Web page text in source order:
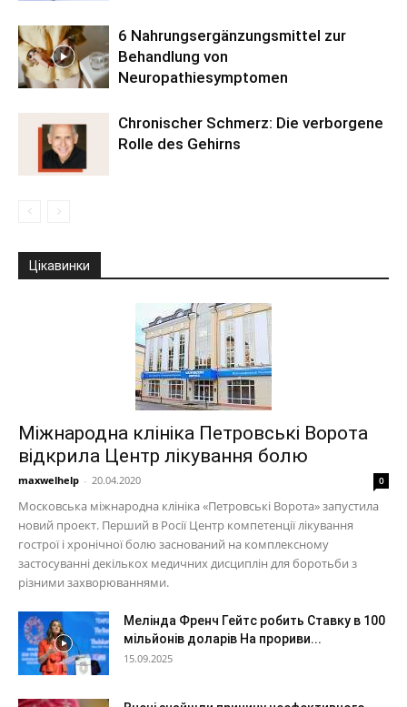
6 Nahrungsergänzungsmittel zur
Behandlung von
Neuropathiesymptomen
Chronischer Schmerz: Die verborgene
Rolle des Gehirns
Цікавинки
Міжнародна клініка Петровські Ворота
відкрила Центр лікування болю
maxwelhelp - 20.04.2020 0
Московська міжнародна клініка «Петровські Ворота» запустила
новий проект. Перший в Росії Центр компетенції лікування
гострої і хронічної болю заснований на комплексному
застосуванні декількох медичних дисциплін для боротьби з
різними захворюваннями.
Мелінда Френч Гейтс робить Ставку в 100
мільйонів доларів На прориви...
15.09.2025